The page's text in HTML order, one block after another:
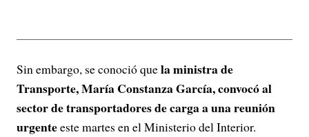
Sin embargo, se conoció quela ministra de
Transporte, María Constanza García, convocó al
sector de transportadores de carga a una reunión
urgenteeste martes en el Ministerio del Interior.